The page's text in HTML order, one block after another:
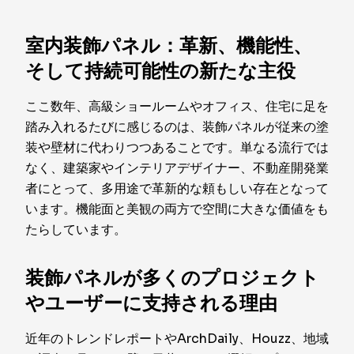
室内装飾パネル：革新、機能性、
そして持続可能性の新たな主役
ここ数年、高級ショールームやオフィス、住宅に足を
踏み入れるたびに感じるのは、装飾パネルが従来の塗
装や壁材に代わりつつあることです。単なる流行では
なく、建築家やインテリアデザイナー、不動産開発業
者にとって、多用途で革新的な頼もしい存在となって
います。機能面と美観の両方で空間に大きな価値をも
たらしています。
装飾パネルが多くのプロジェクト
やユーザーに支持される理由
近年のトレンドレポートやArchDaily、Houzz、地域